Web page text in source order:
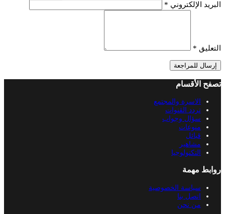
البريد الإلكتروني *
التعليق *
إرسال للمراجعة
تصفح الأقسام
الاسرة والمجتمع
تردد القنوات
سؤال وجواب
منوعات
قبائل
مشاهير
التكنولوجيا
روابط مهمة
سياسة الخصوصية
اتصل بنا
من نحن